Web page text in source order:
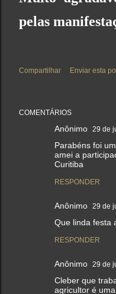
pelas
Compartilhar Enviar esta
COMENTÁRIOS
Anônimo 29 de
Parabéns foi
amei a
Curitiba
RESPONDER
Anônimo 29 de
Que linda festa
RESPONDER
Anônimo 29 de
Cleber que
agricultor é